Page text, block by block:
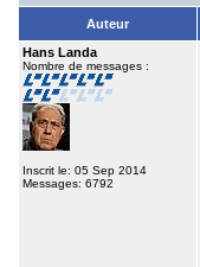
Auteur
Hans Landa
Nombre de messages :
Inscrit le: 05 Sep 2014
Messages: 6792